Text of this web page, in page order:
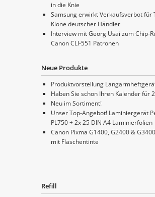
in die Knie
Samsung erwirkt Verkaufsverbot für
Klone deutscher Händler
Interview mit Georg Usai zum Chip-
Canon CLI-551 Patronen
Neue Produkte
Produktvorstellung
Haben Sie schon Ihren Kalender für
Neu im Sortiment!
Unser Top-Angebot! Laminiergerät
PL750 + 2x 25 DIN A4 Laminierfolien
Canon Pixma G1400, G2400 &
mit Flaschentinte
Refill